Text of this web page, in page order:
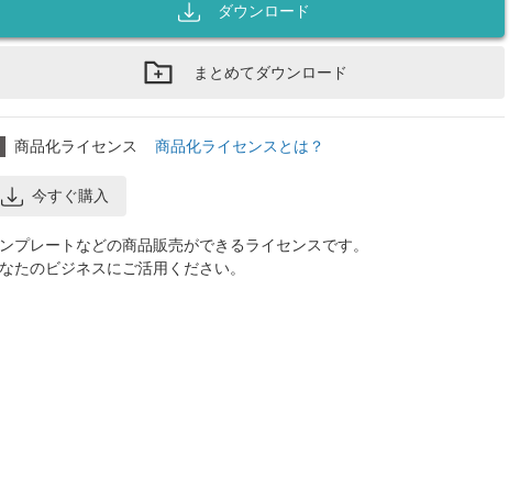
ダウンロード
まとめてダウンロード
商品化ライセンス 商品化ライセンスとは？
今すぐ購入
プレートなどの商品販売ができるライセンスです。
たのビジネスにご活用ください。